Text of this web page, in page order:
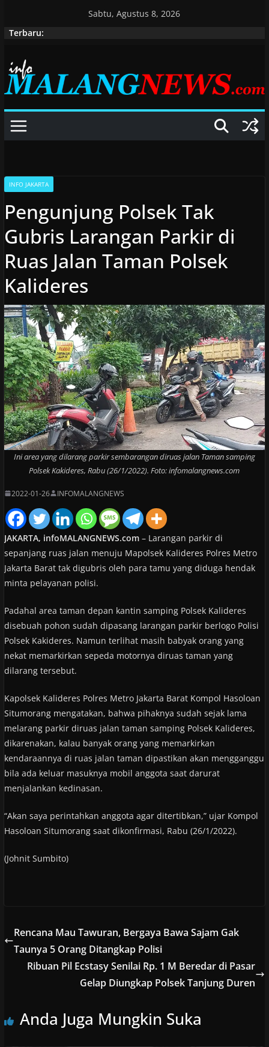
Sabtu, Agustus 8, 2026
Terbaru:
INFO JAKARTA
Pengunjung Polsek Tak
Gubris Larangan Parkir di
Ruas Jalan Taman Polsek
Kalideres
Ini area yang dilarang parkir sembarangan diruas jalan Taman samping
Polsek Kakideres, Rabu (26/1/2022). Foto: infomalangnews.com
2022-01-26 INFOMALANGNEWS
JAKARTA, infoMALANGNEWS.com– Larangan parkir di
sepanjang ruas jalan menuju Mapolsek Kalideres Polres Metro
Jakarta Barat tak digubris oleh para tamu yang diduga hendak
minta pelayanan polisi.
Padahal area taman depan kantin samping Polsek Kalideres
disebuah pohon sudah dipasang larangan parkir berlogo Polisi
Polsek Kakideres. Namun terlihat masih babyak orang yang
nekat memarkirkan sepeda motornya diruas taman yang
dilarang tersebut.
Kapolsek Kalideres Polres Metro Jakarta Barat Kompol Hasoloan
Situmorang mengatakan, bahwa pihaknya sudah sejak lama
melarang parkir diruas jalan taman samping Polsek Kalideres,
dikarenakan, kalau banyak orang yang memarkirkan
kendaraannya di ruas jalan taman dipastikan akan mengganggu
bila ada keluar masuknya mobil anggota saat darurat
menjalankan kedinasan.
“Akan saya perintahkan anggota agar ditertibkan,” ujar Kompol
Hasoloan Situmorang saat dikonfirmasi, Rabu (26/1/2022).
(Johnit Sumbito)
Rencana Mau Tawuran, Bergaya Bawa Sajam Gak
Taunya 5 Orang Ditangkap Polisi
Ribuan Pil Ecstasy Senilai Rp. 1 M Beredar di Pasar
Gelap Diungkap Polsek Tanjung Duren
Anda Juga Mungkin Suka